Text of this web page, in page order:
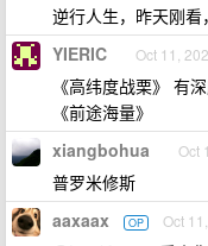
逆行人生，昨天刚看
YIERIC Oct 11,
《高纬度战栗》 有
《前途海量》
xiangbohua Oct
普罗米修斯
aaxaax OP Oct